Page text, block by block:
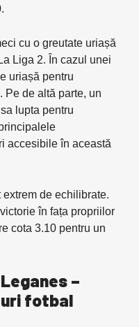
cu o greutate uriașă
Liga 2. În cazul unei
uriașă pentru
Pe de altă parte, un
lupta pentru
accesibile în această
de echilibrate.
în fața propriilor
cota 3.10 pentru un
–
fotbal